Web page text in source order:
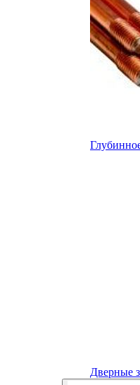
Дверные